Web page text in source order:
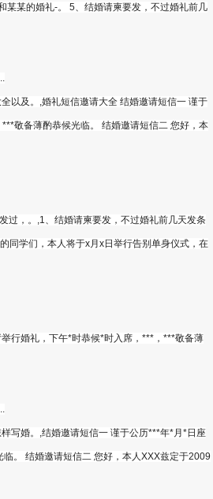
某某的婚礼-。 5、结婚请柬要发，不过婚礼前几
以及。,婚礼短信邀请大全 结婚邀请短信一 谨于
敬备薄酌恭候光临。 结婚邀请短信二 您好，本
过，。,1、结婚请柬要发，不过婚礼前几天发条
同学们，本人将于x月x日举行告别单身仪式，在
行婚礼，下午*时恭候*时入席，***，***敬备薄
写婚。,结婚邀请短信一 谨于公历***年*月*日座
。 结婚邀请短信二 您好，本人XXX兹定于2009